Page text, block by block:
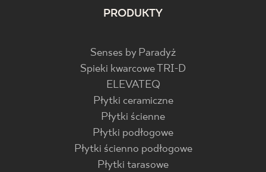
PRODUKTY
Senses by Paradyż
Spieki kwarcowe TRI-D
ELEVATEQ
Płytki ceramiczne
Płytki ścienne
Płytki podłogowe
Płytki ścienno podłogowe
Płytki tarasowe